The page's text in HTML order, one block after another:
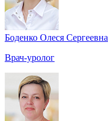
Боденко Олеся Сергеевна
Врач-уролог